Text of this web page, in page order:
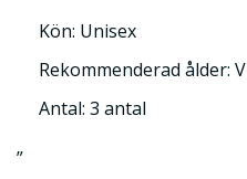
Kön: Unisex
Rekommenderad ålder:
Antal: 3 antal
”